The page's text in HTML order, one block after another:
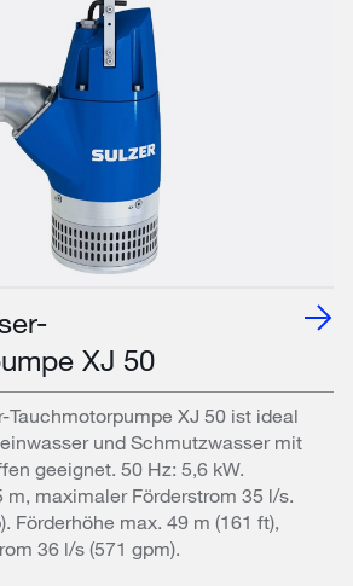
XJ 50
Tauchmotorpumpe XJ 50 ist ideal
und Schmutzwasser mit
geeignet. 50 Hz: 5,6 kW.
m, maximaler Förderstrom 35 l/s.
Förderhöhe max. 49 m (161 ft),
36 l/s (571 gpm).